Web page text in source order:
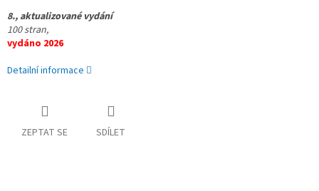
8., aktualizované vydání
100 stran,
vydáno 2026
Detailní informace
ZEPTAT SE SDÍLET